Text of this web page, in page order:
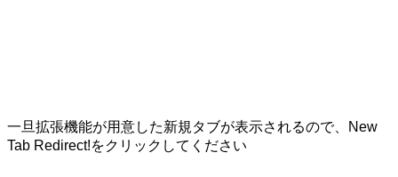
一旦拡張機能が用意した新規タブが表示されるので、
New
Tab Redirect!をクリックしてください